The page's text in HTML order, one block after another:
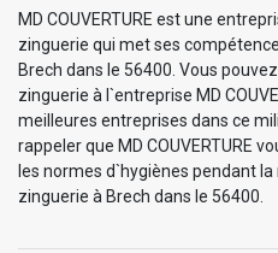
MD COUVERTURE est une
zinguerie qui met ses
Brech dans le 56400. Vous
zinguerie à l`entreprise MD
meilleures entreprises dans ce
rappeler que MD COUVERTURE
les normes d`hygiènes pendant
zinguerie à Brech dans le 56400.